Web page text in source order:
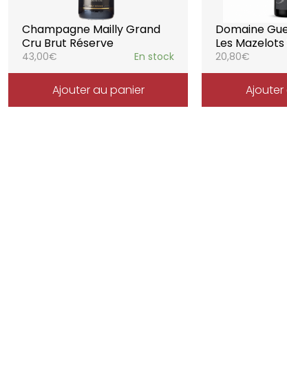
Champagne Mailly Grand
Cru Brut Réserve
43,00€ En stock
Ajouter au panier
Domaine
Les Mazelots
20,80€